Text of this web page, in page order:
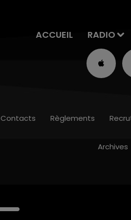
ACCUEIL RADIO
Contacts Règlements
Archives